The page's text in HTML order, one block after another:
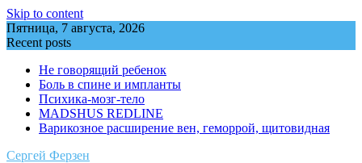
Skip to content
Пятница, 7 августа, 2026
Recent posts
Не говорящий ребенок
Боль в спине и импланты
Психика-мозг-тело
MADSHUS REDLINE
Варикозное расширение вен, геморрой, щитовидная
Сергей Ферзен